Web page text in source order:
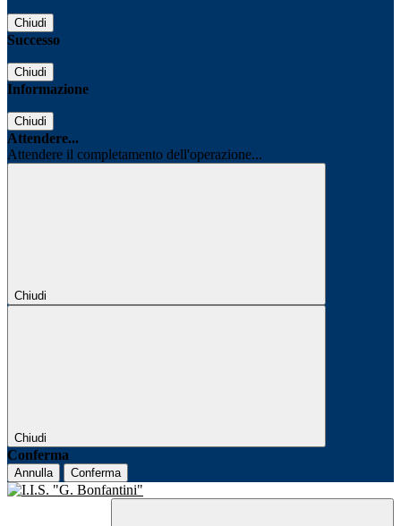
Chiudi
Successo
Chiudi
Informazione
Chiudi
Attendere...
Attendere il completamento dell'operazione...
Chiudi
Chiudi
Conferma
Annulla Conferma